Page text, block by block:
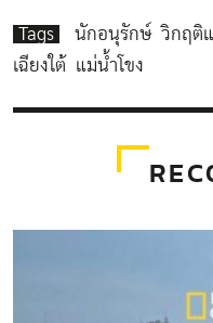
Tags นักอนุรักษ์ วิกฤติ
เฉียงใต้
แม่น้ำโขง